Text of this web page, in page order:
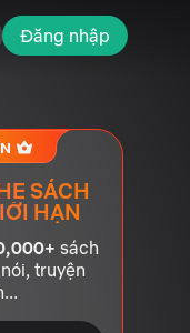
Đăng nhập
SÁCH
HẠN
sách
truyện